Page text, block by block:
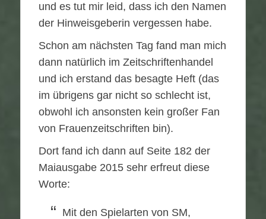
und es tut mir leid, dass ich den Namen
der Hinweisgeberin vergessen habe.
Schon am nächsten Tag fand man mich
dann natürlich im Zeitschriftenhandel
und ich erstand das besagte Heft (das
im übrigens gar nicht so schlecht ist,
obwohl ich ansonsten kein großer Fan
von Frauenzeitschriften bin).
Dort fand ich dann auf Seite 182 der
Maiausgabe 2015 sehr erfreut diese
Worte:
Mit den Spielarten von SM,